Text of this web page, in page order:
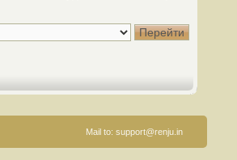
Mail to: support@renju.in